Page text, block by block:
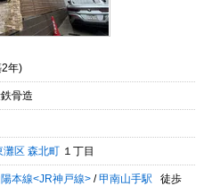
年)
骨造
灘区 森北町 １丁目
本線<JR神戸線> / 甲南山手駅
徒歩